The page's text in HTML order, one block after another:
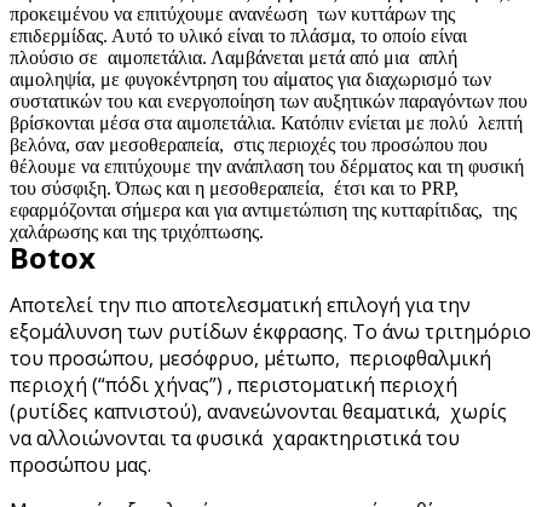
προκειμένου να επιτύχουμε ανανέωση των κυττάρων της
επιδερμίδας. Αυτό το υλικό είναι το πλάσμα, το οποίο είναι
πλούσιο σε αιμοπετάλια. Λαμβάνεται μετά από μια απλή
αιμοληψία, με φυγοκέντρηση του αίματος για διαχωρισμό των
συστατικών του και ενεργοποίηση των αυξητικών παραγόντων που
βρίσκονται μέσα στα αιμοπετάλια. Κατόπιν ενίεται με πολύ λεπτή
βελόνα, σαν μεσοθεραπεία, στις περιοχές του προσώπου που
θέλουμε να επιτύχουμε την ανάπλαση του δέρματος και τη φυσική
του σύσφιξη. Όπως και η μεσοθεραπεία, έτσι και το PRP,
εφαρμόζονται σήμερα και για αντιμετώπιση της κυτταρίτιδας, της
χαλάρωσης και της τριχόπτωσης.
Botox
Αποτελεί την πιο αποτελεσματική επιλογή για την
εξομάλυνση των ρυτίδων έκφρασης. Το άνω τριτημόριο
του προσώπου, μεσόφρυο, μέτωπο, περιοφθαλμική
περιοχή (“πόδι χήνας”) , περιστοματική περιοχή
(ρυτίδες καπνιστού), ανανεώνονται θεαματικά, χωρίς
να αλλοιώνονται τα φυσικά χαρακτηριστικά του
προσώπου μας.